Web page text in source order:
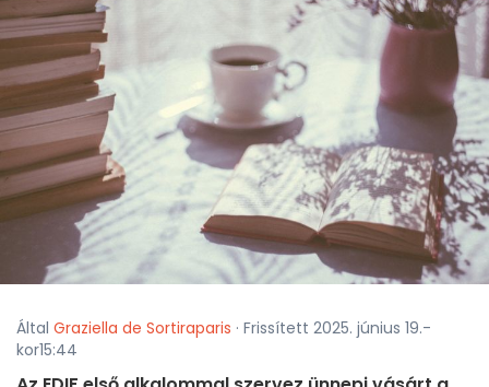
Által Graziella de Sortiraparis · Frissített 2025. június 19.-
kor15:44